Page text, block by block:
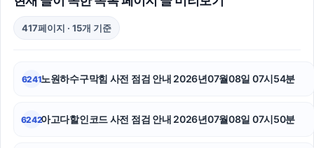
오렌지티켓
417페이지 · 15개 기준
6241노원하수구막힘 사전 점검 안내 2026년07월08일 07시54분
6242아고다할인코드 사전 점검 안내 2026년07월08일 07시50분